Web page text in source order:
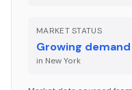
MARKET STATUS
Growing demand
in New York